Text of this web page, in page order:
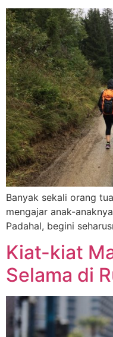
Banyak sekali orang
mengajar anak-
Padahal, begini
Kiat-kiat
Selama di